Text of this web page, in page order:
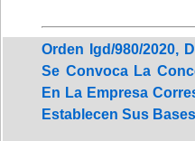
Orden Igd/980/2020,
Se Convoca La
En La Empresa
Establecen Sus